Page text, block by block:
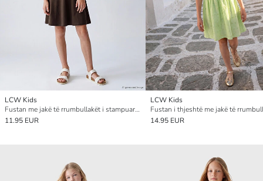
LCW Kids
Fustan me jakë të rrumbullakët i stampuar për vajza
11.95 EUR
LCW Kids
14.95 EUR